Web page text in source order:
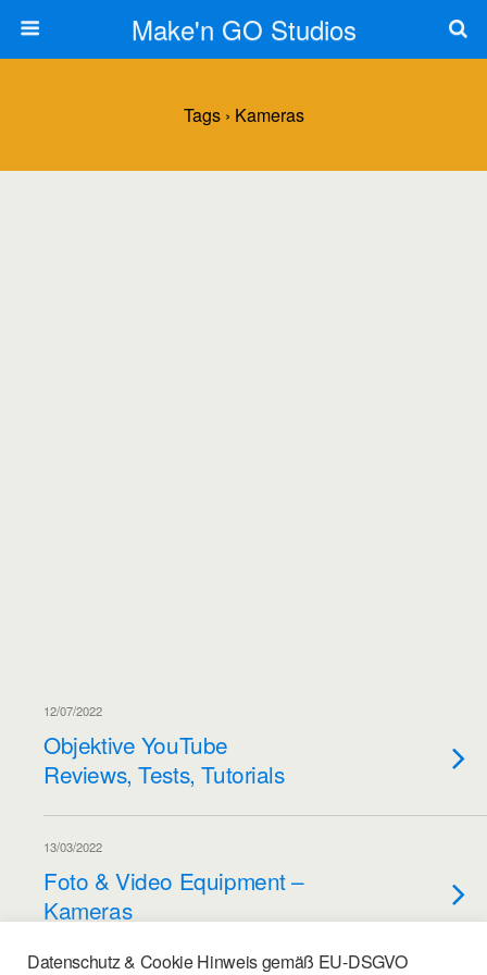
Make'n GO Studios
Tags › Kameras
12/07/2022
Objektive YouTube
Reviews, Tests, Tutorials
13/03/2022
Foto & Video Equipment –
Kameras
Datenschutz & Cookie Hinweis gemäß EU-DSGVO